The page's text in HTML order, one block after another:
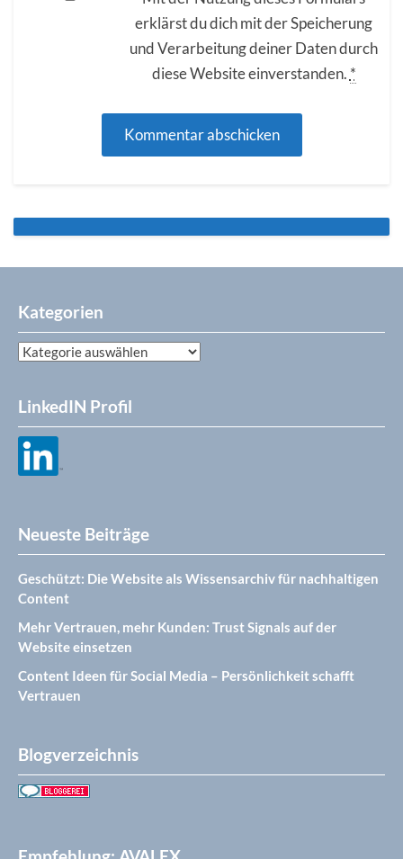
erklärst du dich mit der Speicherung
und Verarbeitung deiner Daten durch
diese Website einverstanden. *
Kategorien
Kategorien
LinkedIN Profil
Neueste Beiträge
Geschützt: Die Website als Wissensarchiv für nachhaltigen
Content
Mehr Vertrauen, mehr Kunden: Trust Signals auf der
Website einsetzen
Content Ideen für Social Media – Persönlichkeit schafft
Vertrauen
Blogverzeichnis